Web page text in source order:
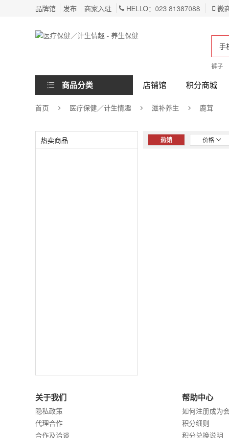
品牌馆 发布 商家入驻 HELLO：023 81387088 微
裤子
店铺馆 积分商城
商品分类
首页 医疗保健／计生情趣 滋补养生 鹿茸
热卖商品 热销 价格
关于我们
隐私政策
代理合作
合作及洽谈
帮助中心
如何注册成为
积分细则
积分兑换说明